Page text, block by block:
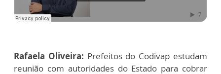
Rafaela Oliveira: Prefeitos do Codivap estudam
reunião com autoridades do Estado para cobrar